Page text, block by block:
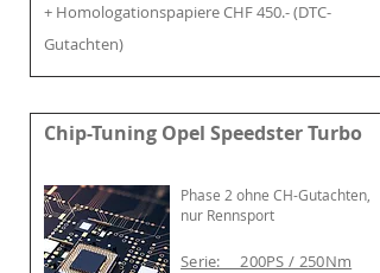
+ Homologationspapiere CHF 450.- (DTC-
Gutachten)
Chip-Tuning Opel Speedster Turbo
Phase 2 ohne CH-Gutachten,
nur Rennsport
Serie: 200PS / 250Nm